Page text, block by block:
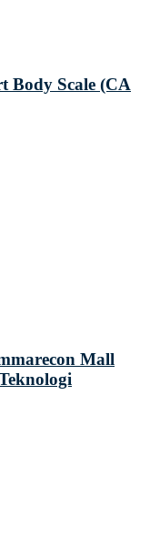
Body Scale (CA
Mall